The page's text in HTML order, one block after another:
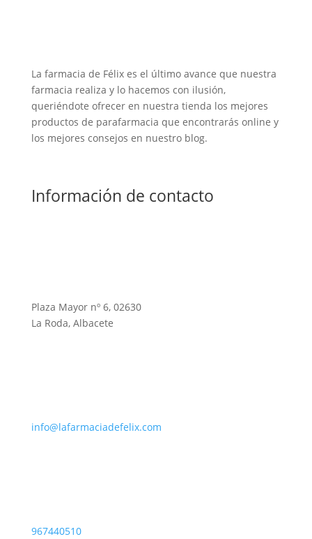
La farmacia de Félix es el último avance que nuestra
farmacia realiza y lo hacemos con ilusión,
queriéndote ofrecer en nuestra tienda los mejores
productos de parafarmacia que encontrarás online y
los mejores consejos en nuestro blog.
Información de contacto
Plaza Mayor nº 6, 02630
La Roda, Albacete
info@lafarmaciadefelix.com
967440510